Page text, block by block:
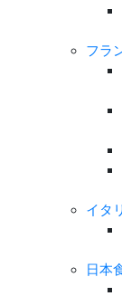
フラ
イタ
日本